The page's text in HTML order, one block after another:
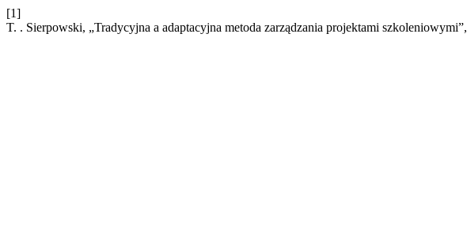
[1]
T. . Sierpowski, „Tradycyjna a adaptacyjna metoda zarządzania projektami szkoleniowymi”,